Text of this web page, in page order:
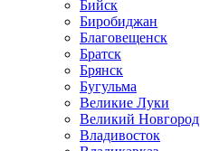
Бийск
Биробиджан
Благовещенск
Братск
Брянск
Бугульма
Великие Луки
Великий Новгород
Владивосток